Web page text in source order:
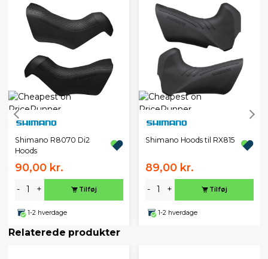
Shimano R8070 Di2
Hoods
90,00 kr.
- + Tilføj
1-2 hverdage
Shimano Hoods til RX815
89,00 kr.
- + Tilføj
1-2 hverdage
Relaterede produkter